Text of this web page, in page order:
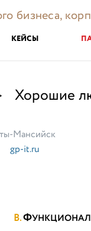
бизнеса,
КЕЙСЫ
Хорошие
Мансийск
gp-it.ru
Ф